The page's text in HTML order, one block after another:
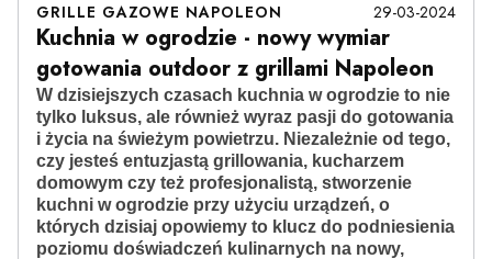
GRILLE GAZOWE NAPOLEON 29-03-2024
Kuchnia w ogrodzie - nowy wymiar
gotowania outdoor z grillami Napoleon
W dzisiejszych czasach kuchnia w ogrodzie to nie
tylko luksus, ale również wyraz pasji do gotowania
i życia na świeżym powietrzu. Niezależnie od tego,
czy jesteś entuzjastą grillowania, kucharzem
domowym czy też profesjonalistą, stworzenie
kuchni w ogrodzie przy użyciu urządzeń, o
których dzisiaj opowiemy to klucz do podniesienia
poziomu doświadczeń kulinarnych na nowy,